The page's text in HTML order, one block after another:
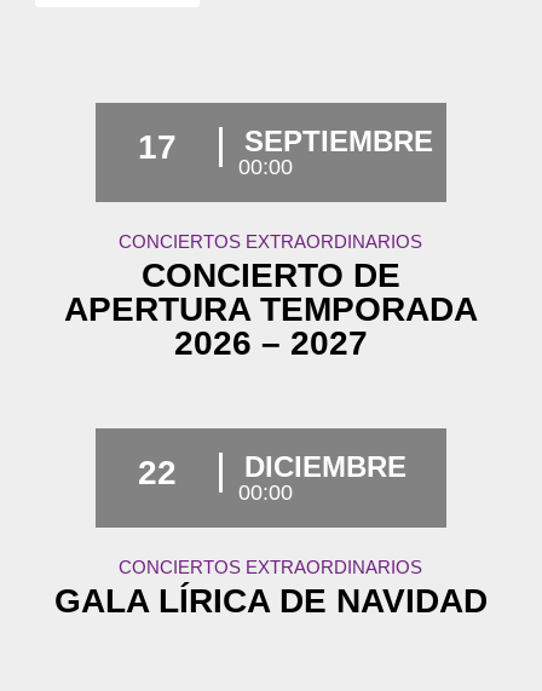
17 SEPTIEMBRE
00:00
CONCIERTOS EXTRAORDINARIOS
CONCIERTO DE
APERTURA TEMPORADA
2026 – 2027
22 DICIEMBRE
00:00
CONCIERTOS EXTRAORDINARIOS
GALA LÍRICA DE NAVIDAD